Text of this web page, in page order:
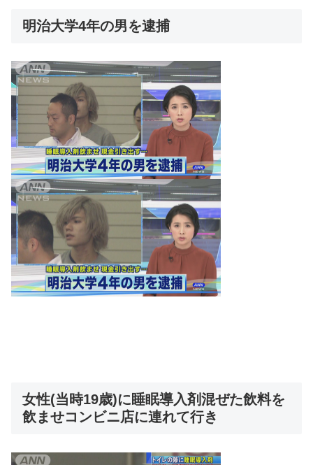
明治大学4年の男を逮捕
女性(当時19歳)に睡眠導入剤混ぜた飲料を
飲ませコンビニ店に連れて行き